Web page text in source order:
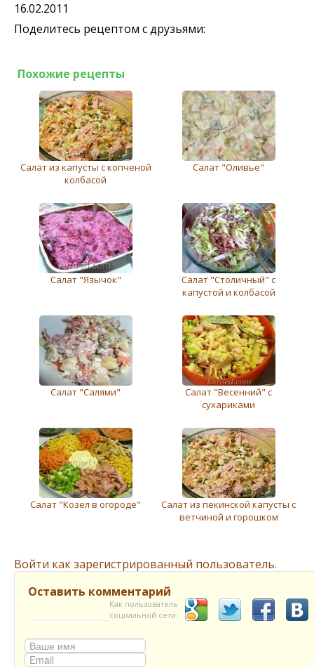
16.02.2011
Поделитесь рецептом с друзьями:
Похожие рецепты
Салат из капусты с копченой
колбасой
Салат "Оливьe"
Салат "Язычок"
Салат "Столичный" с
капустой и колбасой
Салат "Салями"
Салат "Весенний" с
сухариками
Салат "Козел в огороде"
Салат из пекинской капусты с
ветчиной и горошком
Войти как зарегистрированный пользователь.
Оставить комментарий
Как пользователь
социальной сети